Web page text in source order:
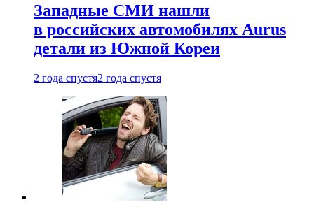
Западные СМИ нашли
в российских автомобилях Aurus
детали из Южной Кореи
2 года спустя2 года спустя